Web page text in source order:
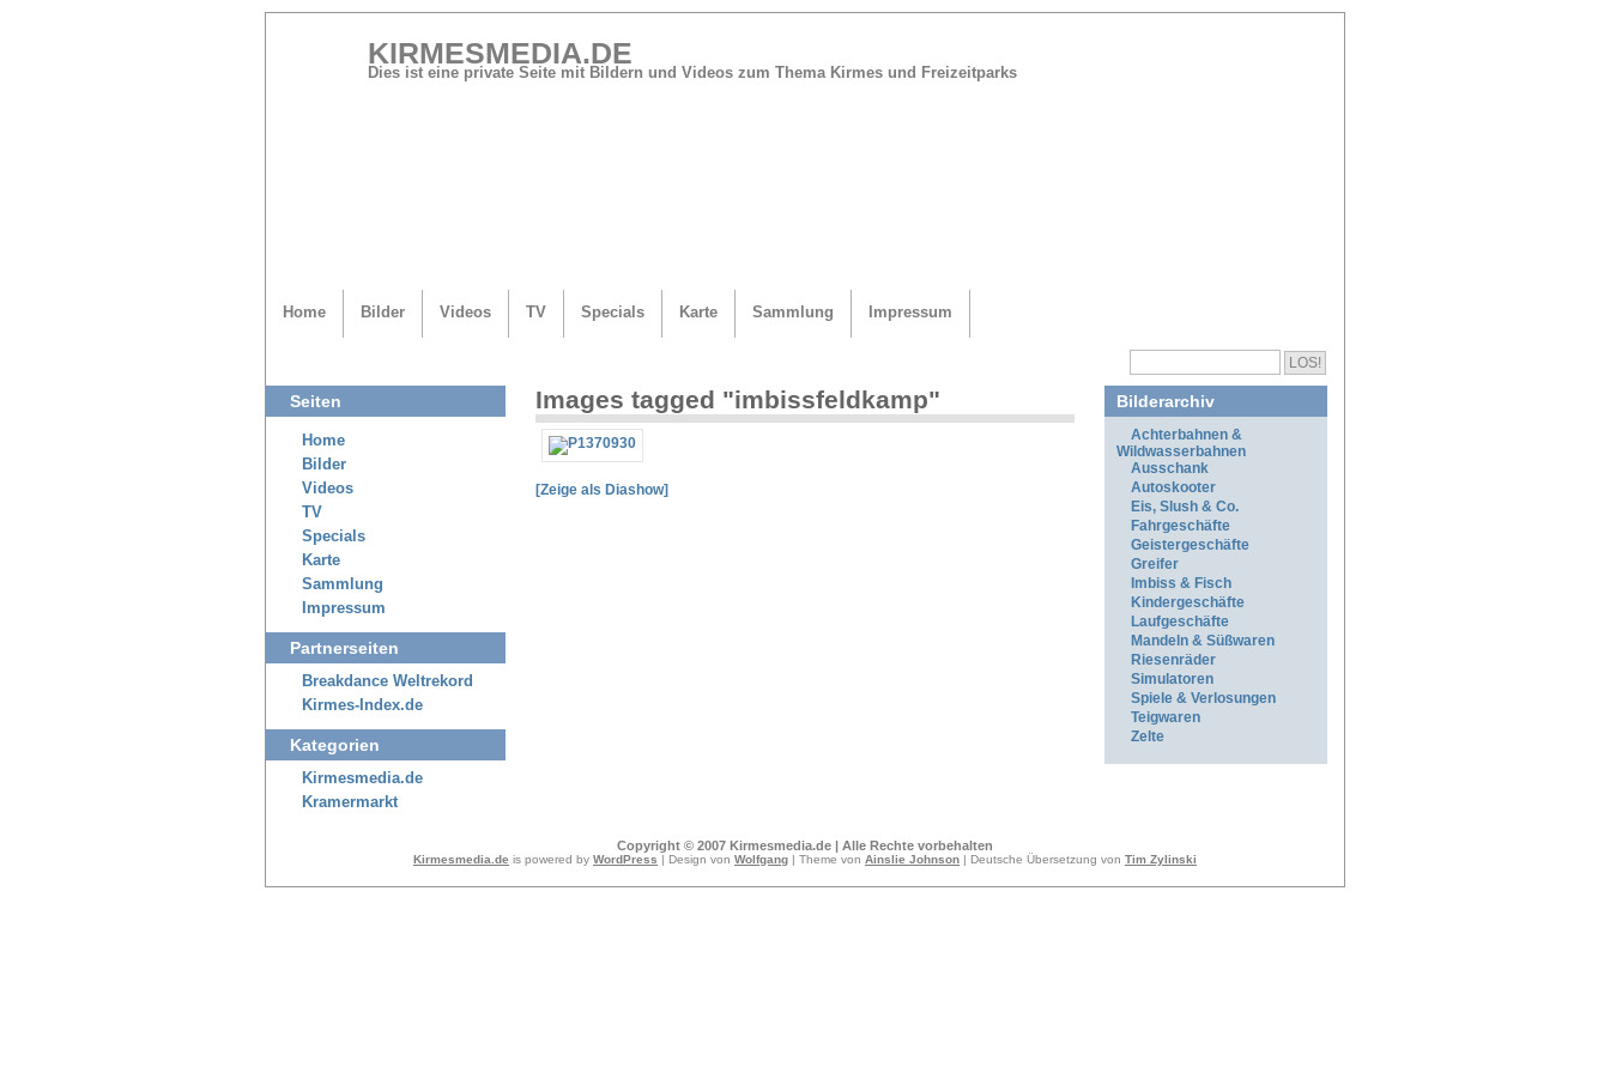
KIRMESMEDIA.DE
Dies ist eine private Seite mit Bildern und Videos zum Thema Kirmes und Freizeitparks
Home Bilder Videos TV Specials Karte Sammlung Impressum
Images tagged "imbissfeldkamp"
[Zeige als Diashow]
Seiten
Home
Bilder
Videos
TV
Specials
Karte
Sammlung
Impressum
Partnerseiten
Breakdance Weltrekord
Kirmes-Index.de
Kategorien
Kirmesmedia.de
Kramermarkt
Bilderarchiv
Achterbahnen &
Wildwasserbahnen
Ausschank
Autoskooter
Eis, Slush & Co.
Fahrgeschäfte
Geistergeschäfte
Greifer
Imbiss & Fisch
Kindergeschäfte
Laufgeschäfte
Mandeln & Süßwaren
Riesenräder
Simulatoren
Spiele & Verlosungen
Teigwaren
Zelte
Copyright © 2007 Kirmesmedia.de | Alle Rechte vorbehalten
Kirmesmedia.de is powered by WordPress | Design von Wolfgang | Theme von Ainslie Johnson | Deutsche Übersetzung von Tim Zylinski